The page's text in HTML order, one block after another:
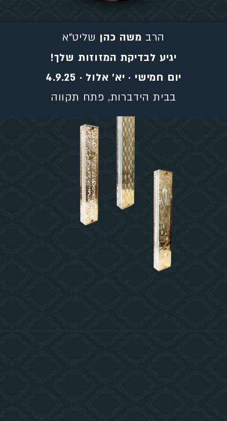
הרב משה כהן שליט"א
יגיע לבדיקת המזוזות שלך!
יום חמישי · יא' אלול · 4.9.25
בבית הידברות, פתח תקווה